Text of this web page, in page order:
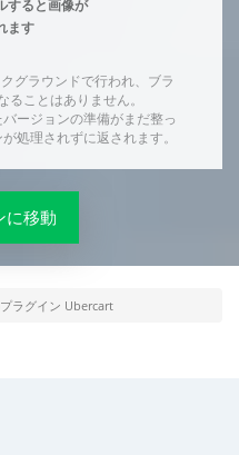
すると画像が
ます
グラウンドで行われ、ブラ
ことはありません。
ージョンの準備がまだ整っ
処理されずに返されます。
に移動
ラグイン Ubercart